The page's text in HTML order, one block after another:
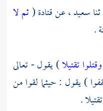
سعيد ،عنقتادة(ثم لا
.
تقتيلا) يقول - تعالى
) يقول : حيثما لقوا من
.